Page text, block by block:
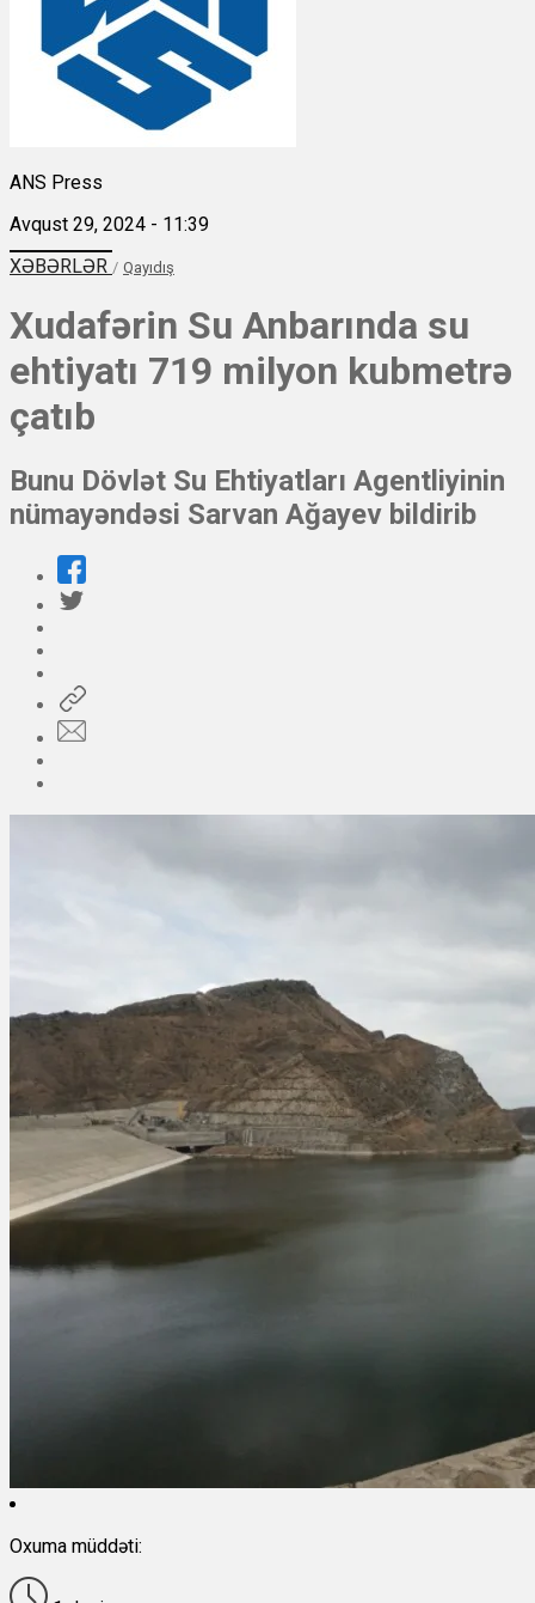
ANS Press
Avqust 29, 2024 - 11:39
XƏBƏRLƏR / Qayıdış
Xudafərin Su Anbarında su
ehtiyatı 719 milyon kubmetrə
çatıb
Bunu Dövlət Su Ehtiyatları Agentliyinin
nümayəndəsi Sarvan Ağayev bildirib
Oxuma müddəti: